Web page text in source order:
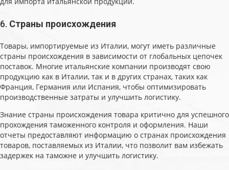
6. Страны происхождения
Товары, импортируемые из Италии, могут иметь различные
страны происхождения в зависимости от глобальных цепочек
поставок. Многие итальянские компании производят свою
продукцию как в Италии, так и в других странах, таких как
Франция, Германия или Испания, чтобы оптимизировать
производственные затраты и улучшить логистику.
Знание страны происхождения товара критично для успешного
прохождения таможенного контроля и оформления. Наши
отчеты предоставляют информацию о странах происхождения
товаров, поставляемых из Италии, что позволит вам избежать
задержек на таможне и улучшить логистику.